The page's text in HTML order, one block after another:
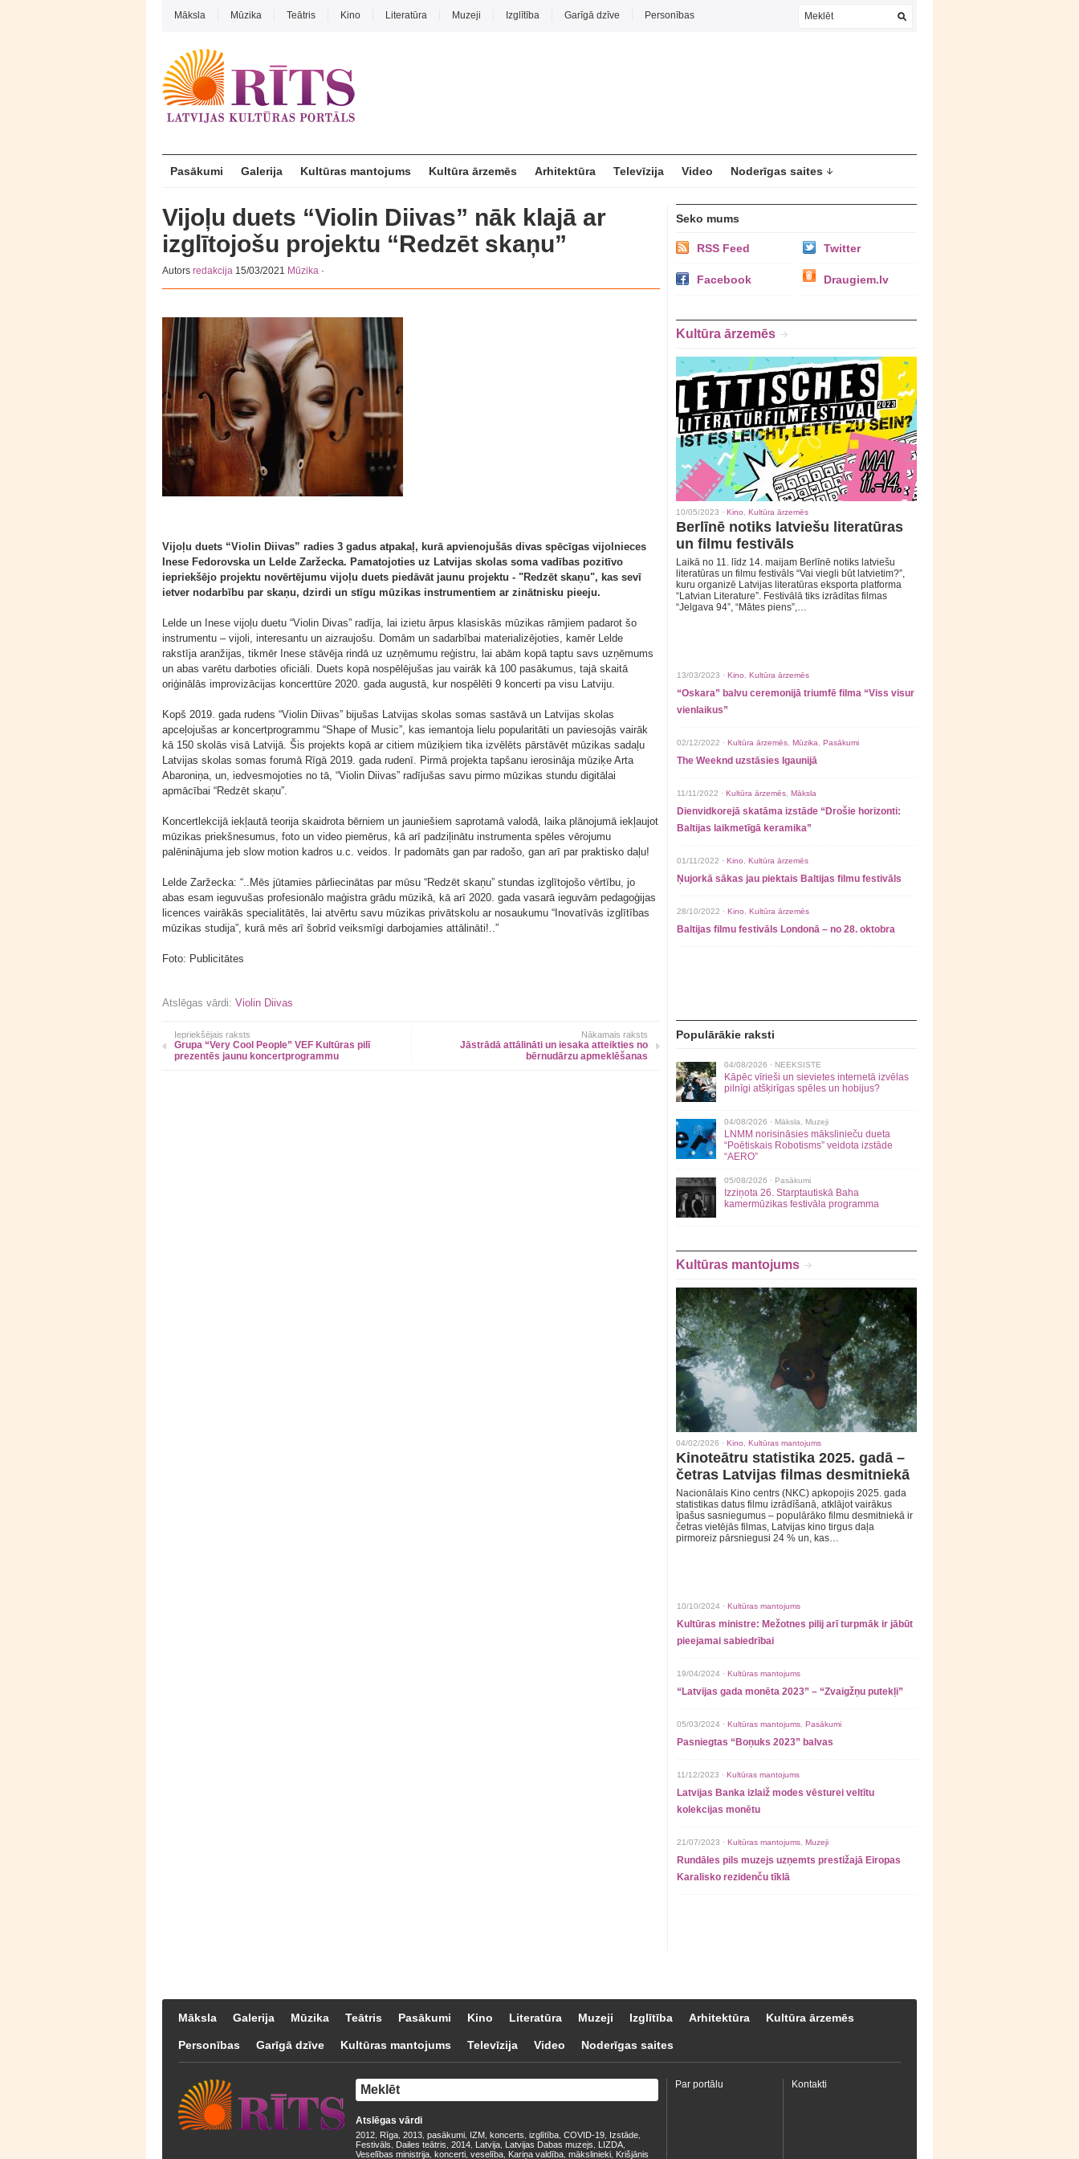
Māksla Mūzika Teātris Kino Literatūra Muzeji Izglītība Garīgā dzīve Personības
Pasākumi Galerija Kultūras mantojums Kultūra ārzemēs Arhitektūra Televīzija Video Noderīgas saites
Vijoļu duets “Violin Diivas” nāk klajā ar
izglītojošu projektu “Redzēt skaņu”
Autors redakcija 15/03/2021 Mūzika ·
Vijoļu duets “Violin Diivas” radies 3 gadus atpakaļ, kurā apvienojušās divas spēcīgas vijolnieces
Inese Fedorovska un Lelde Zaržecka. Pamatojoties uz Latvijas skolas soma vadības pozitīvo
iepriekšējo projektu novērtējumu vijoļu duets piedāvāt jaunu projektu - "Redzēt skaņu", kas sevī
ietver nodarbību par skaņu, dzirdi un stīgu mūzikas instrumentiem ar zinātnisku pieeju.
Lelde un Inese vijoļu duetu “Violin Divas” radīja, lai izietu ārpus klasiskās mūzikas rāmjiem padarot šo
instrumentu – vijoli, interesantu un aizraujošu. Domām un sadarbībai materializējoties, kamēr Lelde
rakstīja aranžijas, tikmēr Inese stāvēja rindā uz uzņēmumu reģistru, lai abām kopā taptu savs uzņēmums
un abas varētu darboties oficiāli. Duets kopā nospēlējušas jau vairāk kā 100 pasākumus, tajā skaitā
oriģinālās improvizācijas koncerttūre 2020. gada augustā, kur nospēlēti 9 koncerti pa visu Latviju.
Kopš 2019. gada rudens “Violin Diivas” bijušas Latvijas skolas somas sastāvā un Latvijas skolas
apceļojušas ar koncertprogrammu “Shape of Music”, kas iemantoja lielu popularitāti un paviesojās vairāk
kā 150 skolās visā Latvijā. Šis projekts kopā ar citiem mūziķiem tika izvēlēts pārstāvēt mūzikas sadaļu
Latvijas skolas somas forumā Rīgā 2019. gada rudenī. Pirmā projekta tapšanu ierosināja mūziķe Arta
Abaroniņa, un, iedvesmojoties no tā, “Violin Diivas” radījušas savu pirmo mūzikas stundu digitālai
apmācībai “Redzēt skaņu”.
Koncertlekcijā iekļautā teorija skaidrota bērniem un jauniešiem saprotamā valodā, laika plānojumā iekļaujot
mūzikas priekšnesumus, foto un video piemērus, kā arī padziļinātu instrumenta spēles vērojumu
palēninājuma jeb slow motion kadros u.c. veidos. Ir padomāts gan par radošo, gan arī par praktisko daļu!
Lelde Zaržecka: “..Mēs jūtamies pārliecinātas par mūsu “Redzēt skaņu” stundas izglītojošo vērtību, jo
abas esam ieguvušas profesionālo maģistra grādu mūzikā, kā arī 2020. gada vasarā ieguvām pedagoģijas
licences vairākās specialitātēs, lai atvērtu savu mūzikas privātskolu ar nosaukumu “Inovatīvās izglītības
mūzikas studija”, kurā mēs arī šobrīd veiksmīgi darbojamies attālināti!..”
Foto: Publicitātes
Atslēgas vārdi: Violin Diivas
Iepriekšējais raksts
Grupa “Very Cool People” VEF Kultūras pilī
prezentēs jaunu koncertprogrammu
Nākamais raksts
Jāstrādā attālināti un iesaka atteikties no
bērnudārzu apmeklēšanas
Seko mums
RSS Feed Twitter
Facebook Draugiem.lv
Kultūra ārzemēs
10/05/2023 · Kino Kultūra ārzemēs
Berlīnē notiks latviešu literatūras
un filmu festivāls
Laikā no 11. līdz 14. maijam Berlīnē notiks latviešu
literatūras un filmu festivāls “Vai viegli būt latvietim?”,
kuru organizē Latvijas literatūras eksporta platforma
“Latvian Literature”. Festivālā tiks izrādītas filmas
“Jelgava 94”, “Mātes piens”,…
13/03/2023 · Kino Kultūra ārzemēs
“Oskara” balvu ceremonijā triumfē filma “Viss visur
vienlaikus”
02/12/2022 · Kultūra ārzemēs Mūzika Pasākumi
The Weeknd uzstāsies Igaunijā
11/11/2022 · Kultūra ārzemēs Māksla
Dienvidkorejā skatāma izstāde “Drošie horizonti:
Baltijas laikmetīgā keramika”
01/11/2022 · Kino Kultūra ārzemēs
Ņujorkā sākas jau piektais Baltijas filmu festivāls
28/10/2022 · Kino Kultūra ārzemēs
Baltijas filmu festivāls Londonā – no 28. oktobra
Populārākie raksti
04/08/2026 · NEEKSISTE
Kāpēc vīrieši un sievietes internetā izvēlas
pilnīgi atšķirīgas spēles un hobijus?
04/08/2026 · Māksla Muzeji
LNMM norisināsies mākslinieču dueta
“Poētiskais Robotisms” veidota izstāde
“AERO”
05/08/2026 · Pasākumi
Izziņota 26. Starptautiskā Baha
kamermūzikas festivāla programma
Kultūras mantojums
04/02/2026 · Kino Kultūras mantojums
Kinoteātru statistika 2025. gadā –
četras Latvijas filmas desmitniekā
Nacionālais Kino centrs (NKC) apkopojis 2025. gada
statistikas datus filmu izrādīšanā, atklājot vairākus
īpašus sasniegumus – populārāko filmu desmitniekā ir
četras vietējās filmas, Latvijas kino tirgus daļa
pirmoreiz pārsniegusi 24 % un, kas…
10/10/2024 · Kultūras mantojums
Kultūras ministre: Mežotnes pilij arī turpmāk ir jābūt
pieejamai sabiedrībai
19/04/2024 · Kultūras mantojums
“Latvijas gada monēta 2023” – “Zvaigžņu putekļi”
05/03/2024 · Kultūras mantojums Pasākumi
Pasniegtas “Boņuks 2023” balvas
11/12/2023 · Kultūras mantojums
Latvijas Banka izlaiž modes vēsturei veltītu
kolekcijas monētu
21/07/2023 · Kultūras mantojums Muzeji
Rundāles pils muzejs uzņemts prestižajā Eiropas
Karalisko rezidenču tīklā
Māksla Galerija Mūzika Teātris Pasākumi Kino Literatūra Muzeji Izglītība Arhitektūra Kultūra ārzemēs
Personības Garīgā dzīve Kultūras mantojums Televīzija Video Noderīgas saites
Atslēgas vārdi
2012 Rīga 2013 pasākumi IZM koncerts izglītība COVID-19 Izstāde
Festivāls Dailes teātris 2014 Latvija Latvijas Dabas muzejs LIZDA
Veselības ministrija koncerti veselība Kariņa valdība mākslinieki Krišjānis
Par portālu Kontakti